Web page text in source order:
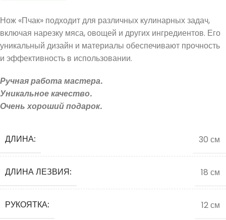
Нож «Пчак» подходит для различных кулинарных задач,
включая нарезку мяса, овощей и других ингредиентов. Его
уникальный дизайн и материалы обеспечивают прочность
и эффективность в использовании.
Ручная работа мастера.
Уникальное качество.
Очень хороший подарок.
ДЛИНА: 30 см
ДЛИНА ЛЕЗВИЯ: 18 см
РУКОЯТКА: 12 см